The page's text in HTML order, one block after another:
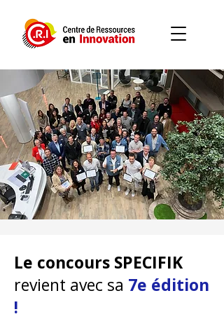
Le concours SPECIFIK
revient avec sa 7e édition
!